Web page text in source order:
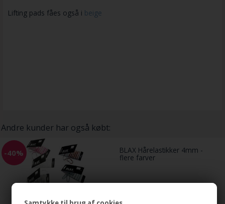
Lifting pads fåes også i beige
Andre kunder har også købt:
-40% BLAX Hårelastikker 4mm -
flere farver